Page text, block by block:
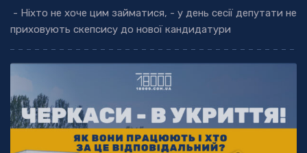
- Ніхто не хоче цим займатися, - у день сесії депутати не
приховують скепсису до нової кандидатури